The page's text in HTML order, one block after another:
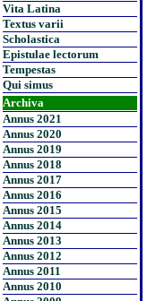
Vita Latina
Textus varii
Scholastica
Epistulae lectorum
Tempestas
Qui simus
Archiva
Annus 2021
Annus 2020
Annus 2019
Annus 2018
Annus 2017
Annus 2016
Annus 2015
Annus 2014
Annus 2013
Annus 2012
Annus 2011
Annus 2010